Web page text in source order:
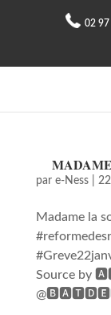
02
par e-Ness|
Madame la
Source